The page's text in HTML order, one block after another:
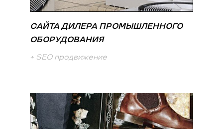
САЙТА ДИЛЕРА ПРОМЫШЛЕННОГО
ОБОРУДОВАНИЯ
+ SEO продвижение